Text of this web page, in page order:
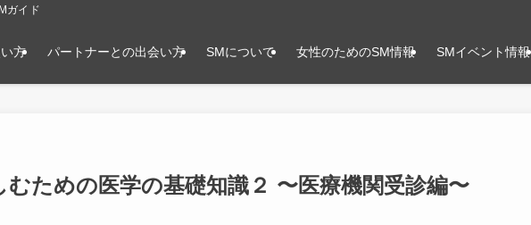
ガイド
方 パートナーとの出会い方 SMについて 女性のためのSM情報 SMイベント情報
むための医学の基礎知識２ 〜医療機関受診編〜